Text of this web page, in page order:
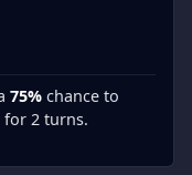
75% chance to
2 turns.